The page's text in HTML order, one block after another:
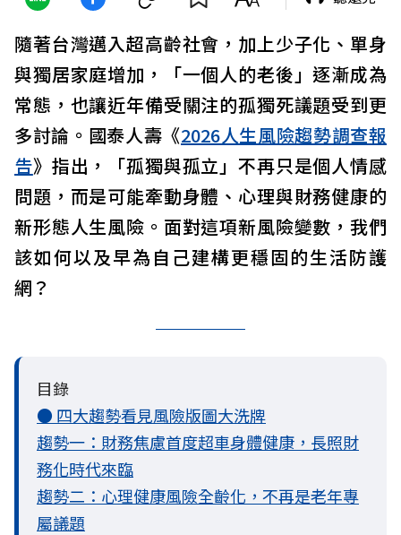
隨著台灣邁入超高齡社會，加上少子化、單身
與獨居家庭增加，「一個人的老後」逐漸成為
常態，也讓近年備受關注的孤獨死議題受到更
多討論。國泰人壽《2026人生風險趨勢調查報
告》指出，「孤獨與孤立」不再只是個人情感
問題，而是可能牽動身體、心理與財務健康的
新形態人生風險。面對這項新風險變數，我們
該如何以及早為自己建構更穩固的生活防護
網？
目錄
● 四大趨勢看見風險版圖大洗牌
趨勢一：財務焦慮首度超車身體健康，長照財
務化時代來臨
趨勢二：心理健康風險全齡化，不再是老年專
屬議題